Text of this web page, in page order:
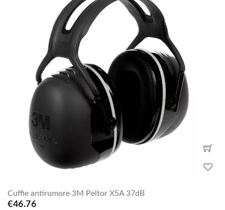
Cuffie antirumore 3M Peltor X5A 37dB
€46.76